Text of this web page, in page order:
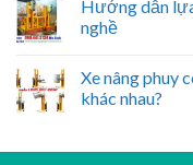
Hướng dẫn
nghề
Xe nâng phuy
khác nhau?